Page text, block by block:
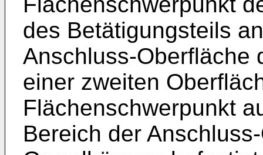
des Betätigungsteils
Anschluss-Oberfläche
einer zweiten
Flächenschwerpunkt
Bereich der